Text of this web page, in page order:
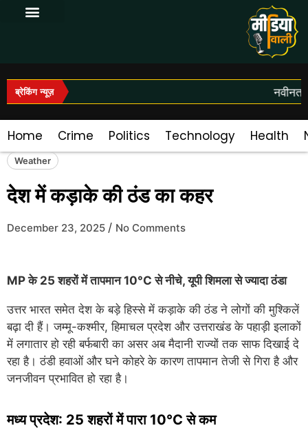
ब्रेकिंग न्यूज़
Home Crime Politics Technology Health
Weather
देश में कड़ाके की ठंड का कहर
December 23, 2025 / No Comments
MP के 25 शहरों में तापमान 10°C से नीचे, यूपी शिमला से ज्यादा ठंडा
उत्तर भारत समेत देश के बड़े हिस्से में कड़ाके की ठंड ने लोगों की मुश्किलें
बढ़ा दी हैं। जम्मू-कश्मीर, हिमाचल प्रदेश और उत्तराखंड के पहाड़ी इलाकों
में लगातार हो रही बर्फबारी का असर अब मैदानी राज्यों तक साफ दिखाई दे
रहा है। ठंडी हवाओं और घने कोहरे के कारण तापमान तेजी से गिरा है और
जनजीवन प्रभावित हो रहा है।
मध्य प्रदेश: 25 शहरों में पारा 10°C से कम